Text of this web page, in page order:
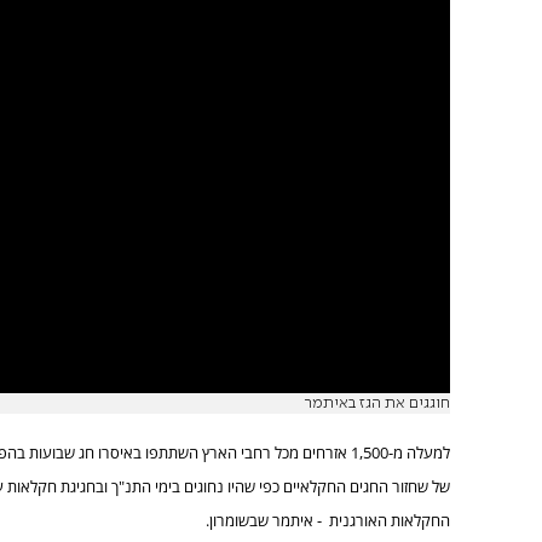
חוגגים את הגז באיתמר
למעלה מ-1,500 אזרחים מכל רחבי הארץ השתתפו באיסרו חג שבועות
של שחזור החגים החקלאיים כפי שהיו נחוגים בימי התנ"ך ובחגיגת
החקלאות האורגנית - איתמר שבשומרון.